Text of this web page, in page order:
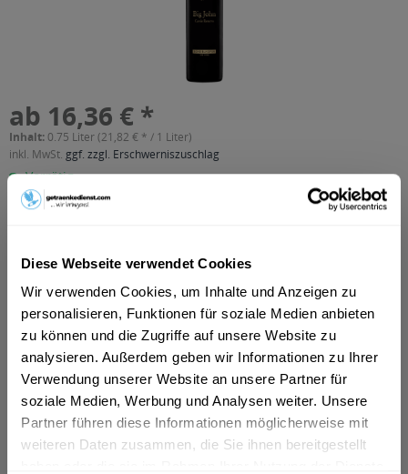
Diese Webseite verwendet Cookies
Wir verwenden Cookies, um Inhalte und Anzeigen zu
personalisieren, Funktionen für soziale Medien anbieten
zu können und die Zugriffe auf unsere Website zu
analysieren. Außerdem geben wir Informationen zu Ihrer
Verwendung unserer Website an unsere Partner für
soziale Medien, Werbung und Analysen weiter. Unsere
Partner führen diese Informationen möglicherweise mit
weiteren Daten zusammen, die Sie ihnen bereitgestellt
ab 16,36 € *
Inhalt: 0.75 Liter (21,82 € * / 1 Liter)
inkl. MwSt. ggf. zzgl. Erschwerniszuschlag
Vorrätig
Artikel-Nr.:
38297
Verfügbar in:
Astenberg, Bradl, Dikat, Ehrenstall, Erlach, Rofansiedlung,
Tiergarten, Wiesing, Brixlegg, Mehrn, Zimmermoos
Ziller, Bruckerberg, Imming, Reith im Alpbachtal,Buch
Vomp, Vomperbach, Vomperberg,Fischl, Jenbach, Strass im
Zillertal, Tratzberg,Fritzens,Fügen, Gagering, Kapfing,
Kleinboden, Schlitters,Hygna, Reith im Alpbachtal, Scheffach
Kolsass
Kolsassberg Mariatal, Voldöpp Münster Pill
Schlagturn, Stans ,Schlitters,Schlitters, Strass im Zillertal,
Schwaz,Wattens, Weer